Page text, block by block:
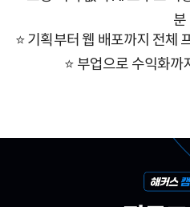
분
⭐ 기획부터 웹 배포까지 전체
⭐ 부업으로 수익화까